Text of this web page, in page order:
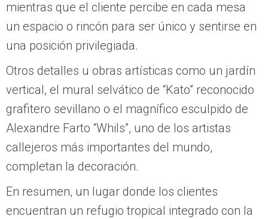
mientras que el cliente percibe en cada mesa
un espacio o rincón para ser único y sentirse en
una posición privilegiada.
Otros detalles u obras artísticas como un jardín
vertical, el mural selvático de “Kato” reconocido
grafitero sevillano o el magnífico esculpido de
Alexandre Farto “Whils”, uno de los artistas
callejeros más importantes del mundo,
completan la decoración.
En resumen, un lugar donde los clientes
encuentran un refugio tropical integrado con la